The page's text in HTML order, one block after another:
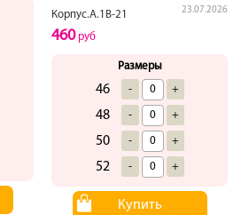
Корпус.А.1В-21
23.07.2026
460руб
Размеры
46 - +
48 - +
50 - +
52 - +
Купить